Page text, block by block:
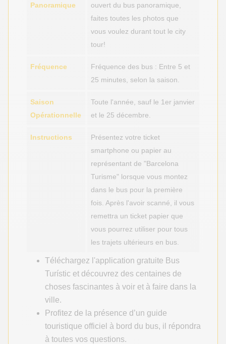
Panoramique
ouvert du bus panoramique,
faites toutes les photos que
vous voulez durant tout le city
tour!
Fréquence
Fréquence des bus : Entre 5 et
25 minutes, selon la saison.
Saison
Opérationnelle
Toute l'année, sauf le 1er janvier
et le 25 décembre.
Instructions
Présentez votre ticket
smartphone ou papier au
représentant de "Barcelona
Turisme" lorsque vous montez
dans le bus pour la première
fois. Après l'avoir scanné, il vous
remettra un ticket papier que
vous pourrez utiliser pour tous
les trajets ultérieurs en bus.
Téléchargez l'application gratuite Bus
Turístic et découvrez des centaines de
choses fascinantes à voir et à faire dans la
ville.
Profitez de la présence d’un guide
touristique officiel à bord du bus, il répondra
à toutes vos questions.